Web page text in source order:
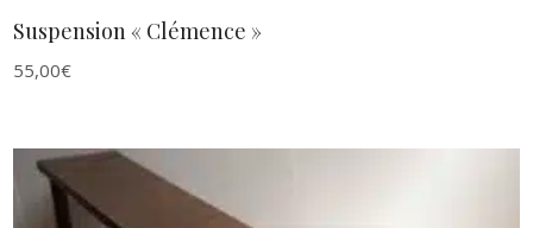
Suspension « Clémence »
55,00€